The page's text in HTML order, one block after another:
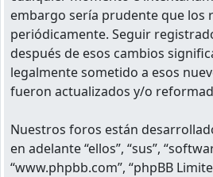
embargo sería prudente que los
periódicamente. Seguir
después de esos cambios
legalmente sometido a esos
fueron actualizados y/o
Nuestros foros están
en adelante “ellos”, “sus”,
“www.phpbb.com”, “phpBB